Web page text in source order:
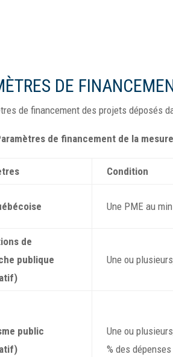
DE
de financement des projets déposés
de financement de la mesure
Condition
Une PME au
de
publique
Une ou
public
Une ou
% des